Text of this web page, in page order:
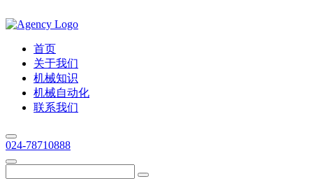
首页
关于我们
机械知识
机械自动化
联系我们
024-78710888